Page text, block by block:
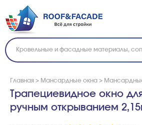
Главная > Мансардные окна >
Трапециевидное окно
ручным открыванием